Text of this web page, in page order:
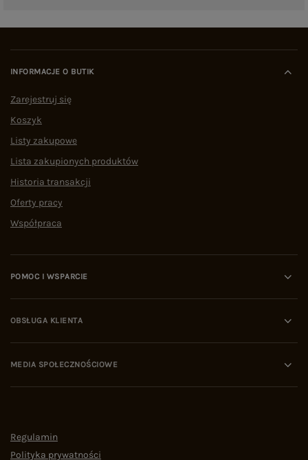
INFORMACJE O BUTIK
Zarejestruj się
Koszyk
Listy zakupowe
Lista zakupionych produktów
Historia transakcji
Oferty pracy
Współpraca
POMOC I WSPARCIE
OBSŁUGA KLIENTA
MEDIA SPOŁECZNOŚCIOWE
Regulamin
Polityka prywatności